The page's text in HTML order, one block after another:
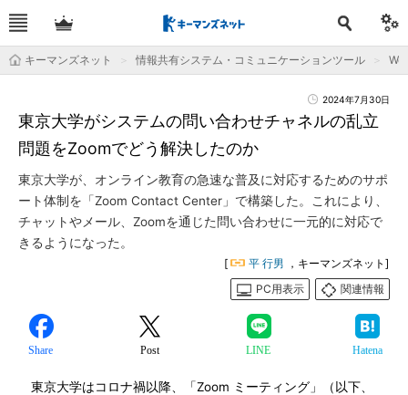
キーマンズネット 情報共有システム・コミュニケーションツール
2024年7月30日
東京大学がシステムの問い合わせチャネルの乱立
問題をZoomでどう解決したのか
東京大学が、オンライン教育の急速な普及に対応するためのサポ
ート体制を「Zoom Contact Center」で構築した。これにより、
チャットやメール、Zoomを通じた問い合わせに一元的に対応で
きるようになった。
[ 平 行男 ，キーマンズネット]
PC用表示
関連情報
Share Post LINE Hatena
東京大学はコロナ禍以降、「Zoom ミーティング」（以下、